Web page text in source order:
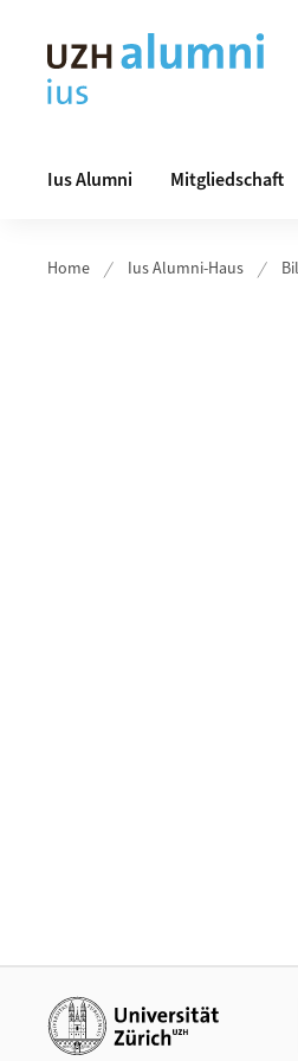
Ius Alumni Mitgliedschaft
Home Ius Alumni-Haus
Weiterführende Links